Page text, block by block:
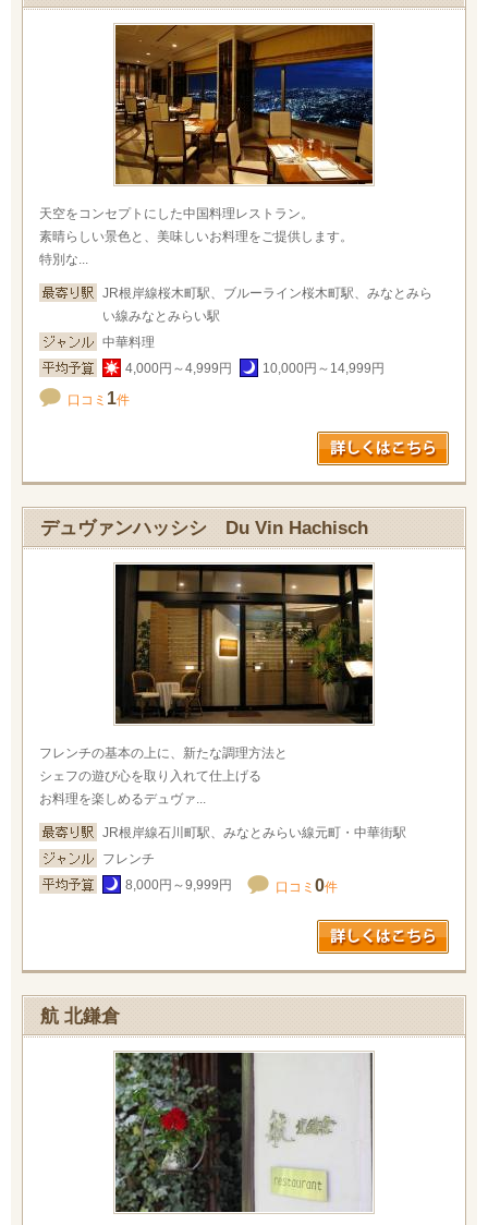
天空をコンセプトにした中国料理レストラン。
素晴らしい景色と、美味しいお料理をご提供します。
特別な...
JR根岸線桜木町駅、ブルーライン桜木町駅、みなとみら
い線みなとみらい駅
中華料理
4,000円～4,999円
10,000円～14,999円
口コミ 1件
デュヴァンハッシシ Du Vin Hachisch
フレンチの基本の上に、新たな調理方法と
シェフの遊び心を取り入れて仕上げる
お料理を楽しめるデュヴァ...
JR根岸線石川町駅、みなとみらい線元町・中華街駅
フレンチ
8,000円～9,999円
口コミ 0件
航 北鎌倉